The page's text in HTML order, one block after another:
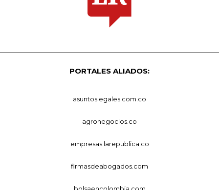
PORTALES ALIADOS:
asuntoslegales.com.co
agronegocios.co
empresas.larepublica.co
firmasdeabogados.com
bolsaencolombia.com